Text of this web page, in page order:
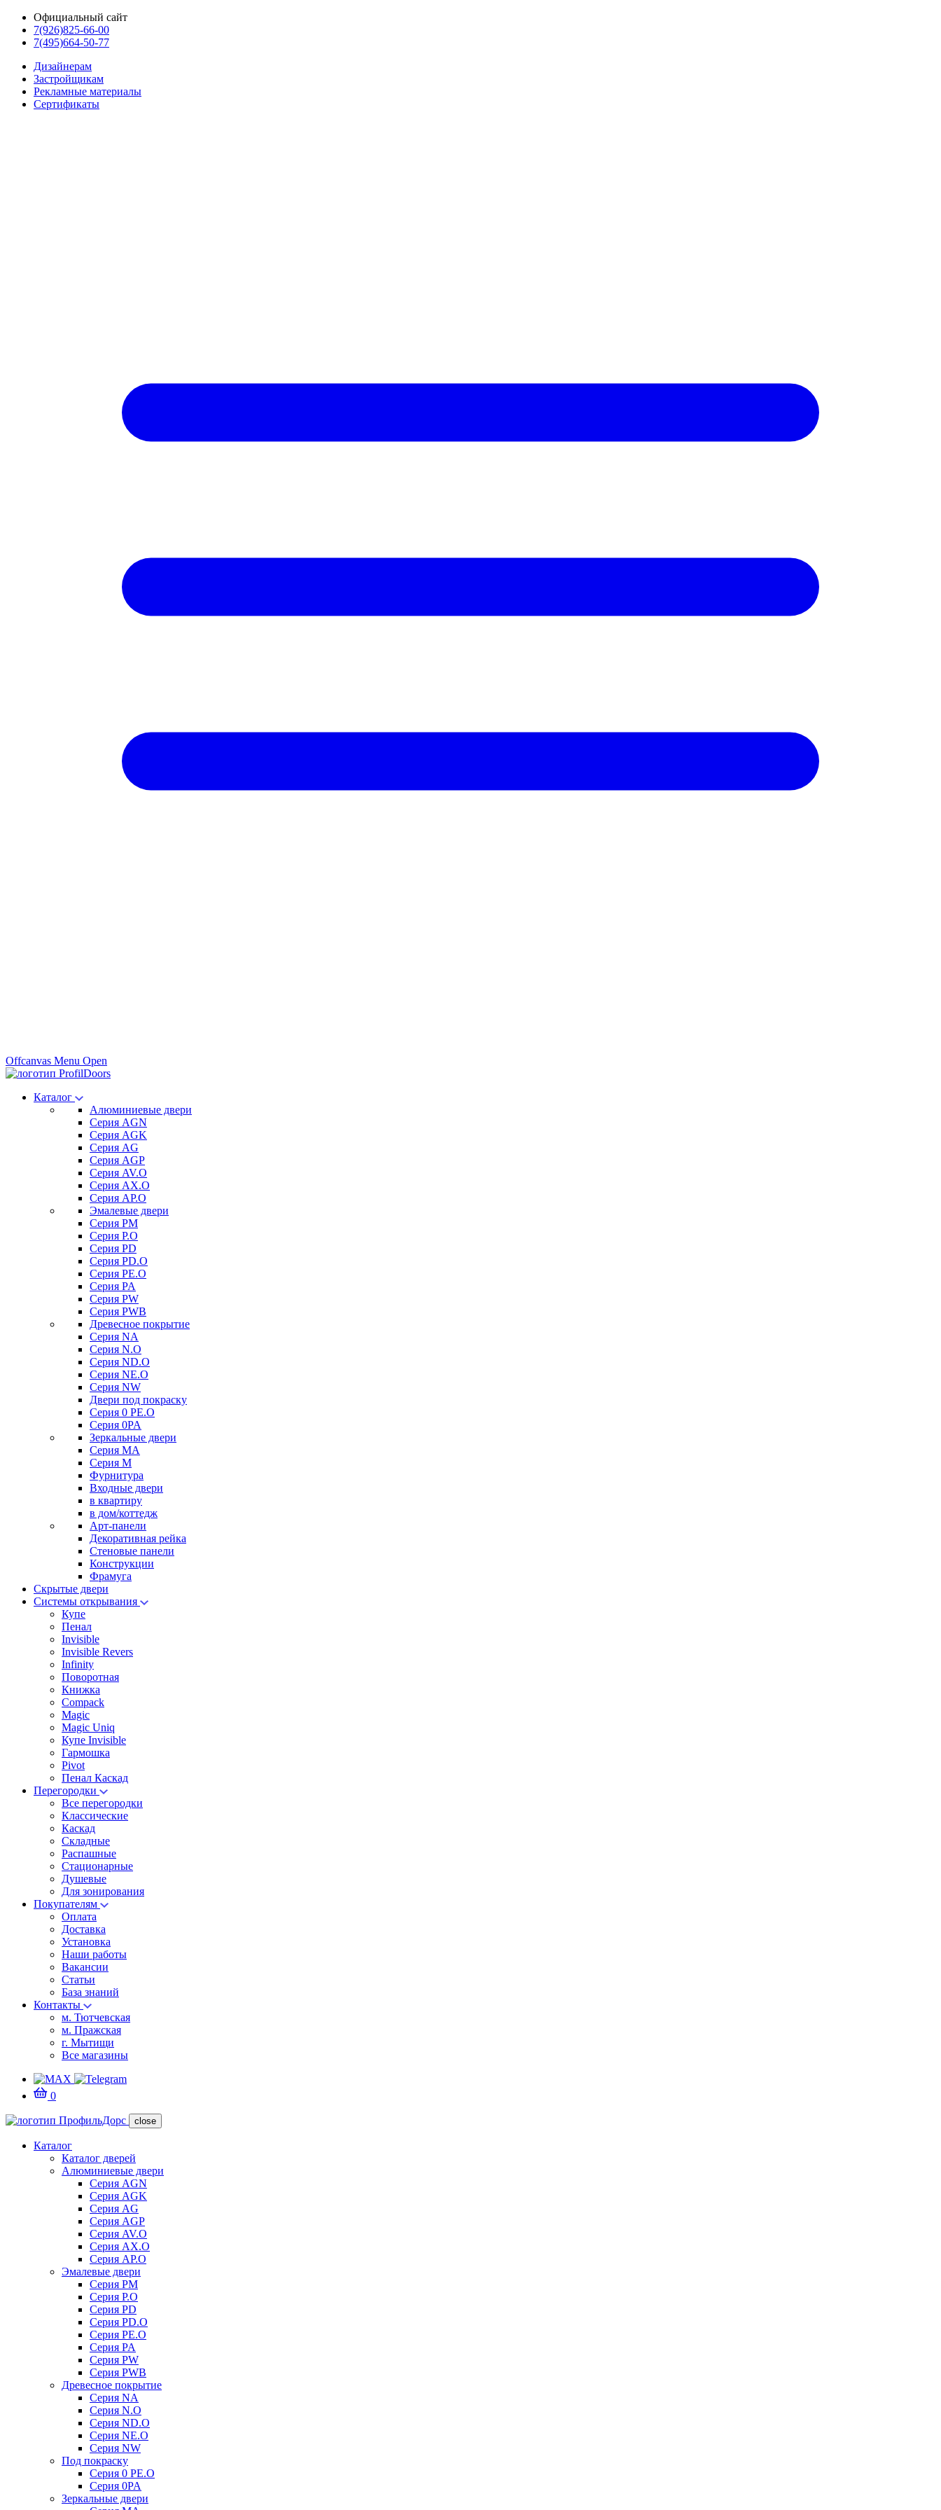
Официальный сайт
7(926)825-66-00
7(495)664-50-77
Дизайнерам
Застройщикам
Рекламные материалы
Сертификаты
Offcanvas Menu Open
Каталог
Алюминиевые двери
Серия AGN
Серия AGK
Серия AG
Серия AGP
Серия AV.O
Серия AX.O
Серия AP.O
Эмалевые двери
Серия PM
Серия P.O
Серия PD
Серия PD.O
Серия PE.O
Серия PA
Серия PW
Серия PWB
Древесное покрытие
Серия NA
Серия N.O
Серия ND.O
Серия NE.O
Серия NW
Двери под покраску
Серия 0 PE.O
Серия 0PA
Зеркальные двери
Серия MA
Серия M
Фурнитура
Входные двери
в квартиру
в дом/коттедж
Арт-панели
Декоративная рейка
Стеновые панели
Конструкции
Фрамуга
Скрытые двери
Системы открывания
Купе
Пенал
Invisible
Invisible Revers
Infinity
Поворотная
Книжка
Compack
Magic
Magic Uniq
Купе Invisible
Гармошка
Pivot
Пенал Каскад
Перегородки
Все перегородки
Классические
Каскад
Складные
Распашные
Стационарные
Душевые
Для зонирования
Покупателям
Оплата
Доставка
Установка
Наши работы
Вакансии
Статьи
База знаний
Контакты
м. Тютчевская
м. Пражская
г. Мытищи
Все магазины
0
close
Каталог
Каталог дверей
Алюминиевые двери
Серия AGN
Серия AGK
Серия AG
Серия AGP
Серия AV.O
Серия AX.O
Серия AP.O
Эмалевые двери
Серия PM
Серия P.O
Серия PD
Серия PD.O
Серия PE.O
Серия PA
Серия PW
Серия PWB
Древесное покрытие
Серия NA
Серия N.O
Серия ND.O
Серия NE.O
Серия NW
Под покраску
Серия 0 PE.O
Серия 0PA
Зеркальные двери